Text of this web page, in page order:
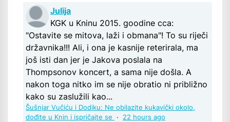
Julija
KGK u Kninu 2015. goodine cca:
"Ostavite se mitova, laži i obmana"! To su riječi
državnika!!! Ali, i ona je kasnije reterirala, ma
još isti dan jer je Jakova poslala na
Thompsonov koncert, a sama nije došla. A
nakon toga nitko im se nije obratio ni približno
kako su zaslužili kao...
Šušnjar Vučiću i Dodiku: Ne obilazite kukavički okolo,
dođite u Knin i ispričajte se
· 22 hours ago